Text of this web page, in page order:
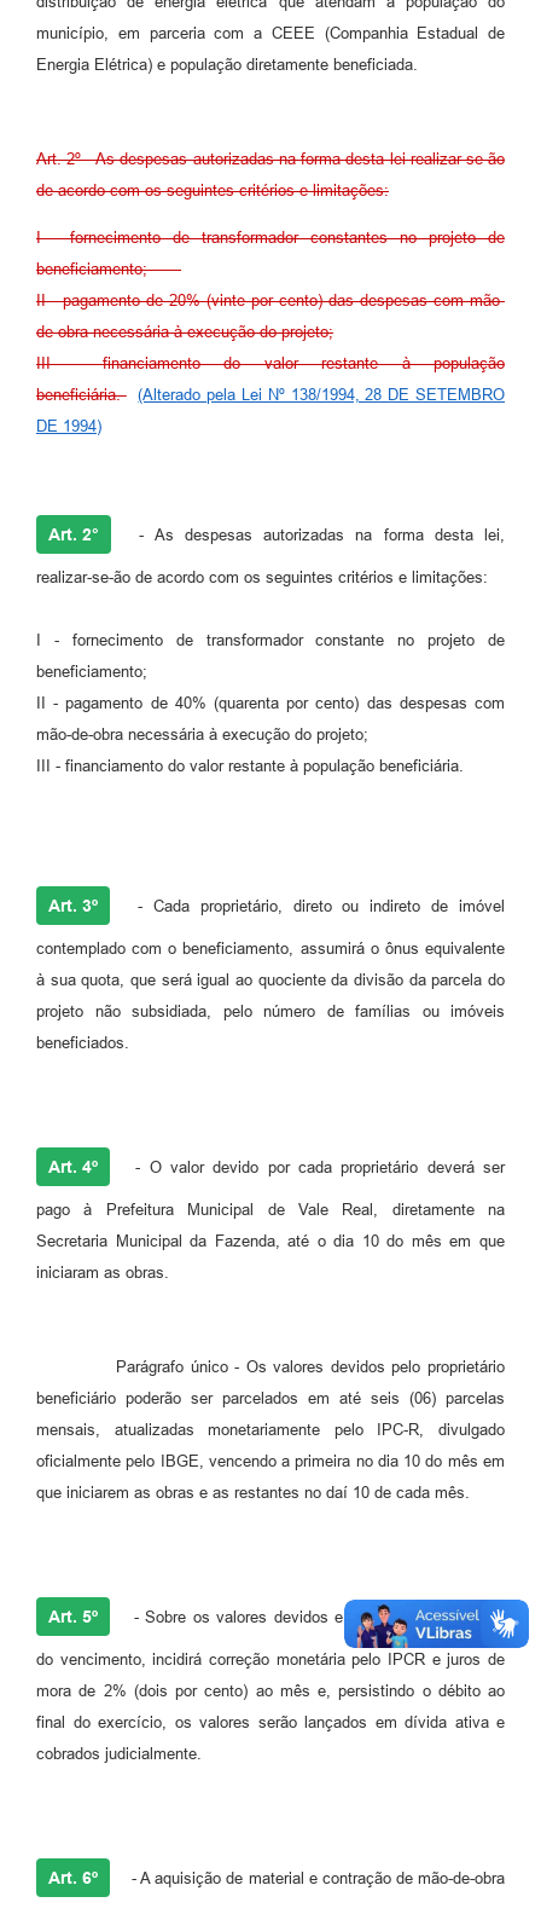
município, em parceria com a CEEE (Companhia Estadual de
Energia Elétrica) e população diretamente beneficiada.
Art. 2º - As despesas autorizadas na forma desta lei realizar-se-ão
de acordo com os seguintes critérios e limitações:
I - fornecimento de transformador constantes no projeto de
beneficiamento;
II - pagamento de 20% (vinte por cento) das despesas com mão-
de-obra necessária à execução do projeto;
III - financiamento do valor restante à população
beneficiária.
(Alterado pela Lei Nº 138/1994, 28 DE SETEMBRO
DE 1994)
Art. 2° - As despesas autorizadas na forma desta lei,
realizar-se-ão de acordo com os seguintes critérios e limitações:
I - fornecimento de transformador constante no projeto de
beneficiamento;
II - pagamento de 40% (quarenta por cento) das despesas com
mão-de-obra necessária à execução do projeto;
III - financiamento do valor restante à população beneficiária.
Art. 3º - Cada proprietário, direto ou indireto de imóvel
contemplado com o beneficiamento, assumirá o ônus equivalente
à sua quota, que será igual ao quociente da divisão da parcela do
projeto não subsidiada, pelo número de famílias ou imóveis
beneficiados.
Art. 4º - O valor devido por cada proprietário deverá ser
pago à Prefeitura Municipal de Vale Real, diretamente na
Secretaria Municipal da Fazenda, até o dia 10 do mês em que
iniciaram as obras.
Parágrafo único - Os valores devidos pelo proprietário
beneficiário poderão ser parcelados em até seis (06) parcelas
mensais, atualizadas monetariamente pelo IPC-R, divulgado
oficialmente pelo IBGE, vencendo a primeira no dia 10 do mês em
que iniciarem as obras e as restantes no daí 10 de cada mês.
Art. 5º - Sobre os valores devidos e não pagos até a data
do vencimento, incidirá correção monetária pelo IPCR e juros de
mora de 2% (dois por cento) ao mês e, persistindo o débito ao
final do exercício, os valores serão lançados em dívida ativa e
cobrados judicialmente.
Art. 6º - A aquisição de material e contração de mão-de-obra